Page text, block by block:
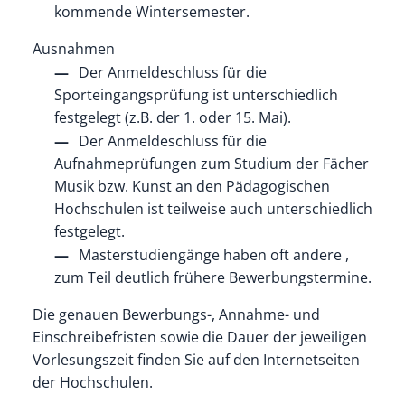
kommende Wintersemester.
Ausnahmen
Der Anmeldeschluss für die
Sporteingangsprüfung ist unterschiedlich
festgelegt (z.B. der 1. oder 15. Mai).
Der Anmeldeschluss für die
Aufnahmeprüfungen zum Studium der Fächer
Musik bzw. Kunst an den Pädagogischen
Hochschulen ist teilweise auch unterschiedlich
festgelegt.
Masterstudiengänge haben oft andere ,
zum Teil deutlich frühere Bewerbungstermine.
Die genauen Bewerbungs-, Annahme- und
Einschreibefristen sowie die Dauer der jeweiligen
Vorlesungszeit finden Sie auf den Internetseiten
der Hochschulen.